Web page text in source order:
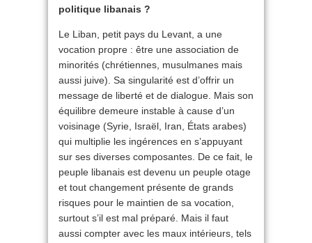
politique libanais ?
Le Liban, petit pays du Levant, a une
vocation propre : être une association de
minorités (chrétiennes, musulmanes mais
aussi juive). Sa singularité est d’offrir un
message de liberté et de dialogue. Mais son
équilibre demeure instable à cause d’un
voisinage (Syrie, Israël, Iran, États arabes)
qui multiplie les ingérences en s’appuyant
sur ses diverses composantes. De ce fait, le
peuple libanais est devenu un peuple otage
et tout changement présente de grands
risques pour le maintien de sa vocation,
surtout s’il est mal préparé. Mais il faut
aussi compter avec les maux intérieurs, tels